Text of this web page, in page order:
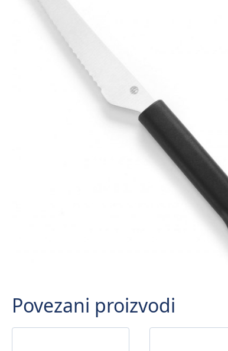
Povezani proizvodi